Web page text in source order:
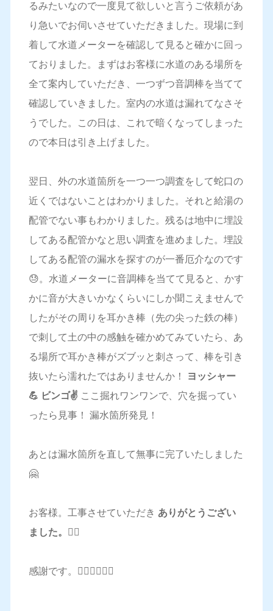
るみたいなので一度見て欲しいと言うご依頼があ
り急いでお伺いさせていただきました。現場に到
着して水道メーターを確認して見ると確かに回っ
ておりました。まずはお客様に水道のある場所を
全て案内していただき、一つずつ音調棒を当てて
確認していきました。室内の水道は漏れてなさそ
うでした。この日は、これで暗くなってしまった
ので本日は引き上げました。
翌日、外の水道箇所を一つ一つ調査をして蛇口の
近くではないことはわかりました。それと給湯の
配管でない事もわかりました。残るは地中に埋設
してある配管かなと思い調査を進めました。埋設
してある配管の漏水を探すのが一番厄介なのです
😓。水道メーターに音調棒を当てて見ると、かす
かに音が大きいかなくらいにしか聞こえませんで
したがその周りを耳かき棒（先の尖った鉄の棒）
で刺して土の中の感触を確かめてみていたら、あ
る場所で耳かき棒がズブッと刺さって、棒を引き
抜いたら濡れたではありませんか！
ヨッシャー
💪 ビンゴ✌️ ここ掘れワンワンで、穴を掘ってい
ったら見事！ 漏水箇所発見！
あとは漏水箇所を直して無事に完了いたしました
🤗
お客様。工事させていただき ありがとうござい
ました。🙇‍♂️
感謝です。🙇‍♂️🙇‍♂️🙇‍♂️